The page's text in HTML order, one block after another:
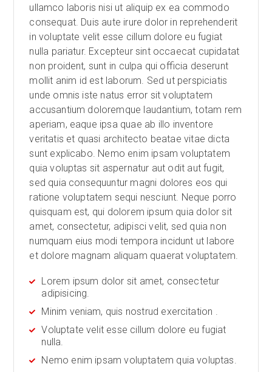
ullamco laboris nisi ut aliquip ex ea commodo
consequat. Duis aute irure dolor in reprehenderit
in voluptate velit esse cillum dolore eu fugiat
nulla pariatur. Excepteur sint occaecat cupidatat
non proident, sunt in culpa qui officia deserunt
mollit anim id est laborum. Sed ut perspiciatis
unde omnis iste natus error sit voluptatem
accusantium doloremque laudantium, totam rem
aperiam, eaque ipsa quae ab illo inventore
veritatis et quasi architecto beatae vitae dicta
sunt explicabo. Nemo enim ipsam voluptatem
quia voluptas sit aspernatur aut odit aut fugit,
sed quia consequuntur magni dolores eos qui
ratione voluptatem sequi nesciunt. Neque porro
quisquam est, qui dolorem ipsum quia dolor sit
amet, consectetur, adipisci velit, sed quia non
numquam eius modi tempora incidunt ut labore
et dolore magnam aliquam quaerat voluptatem.
Lorem ipsum dolor sit amet, consectetur
adipisicing.
Minim veniam, quis nostrud exercitation .
Voluptate velit esse cillum dolore eu fugiat
nulla.
Nemo enim ipsam voluptatem quia voluptas.